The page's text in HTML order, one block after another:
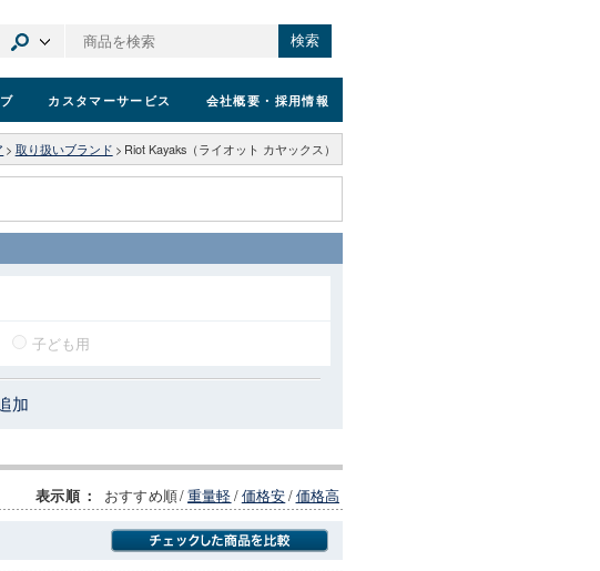
検索
カスタマーサービス 会社概要 ・採用情報
> 取り扱いブランド > Riot Kayaks（ライオット カヤックス）
子ども用
加
表示順 ： おすすめ順/重量軽/価格安/価格高